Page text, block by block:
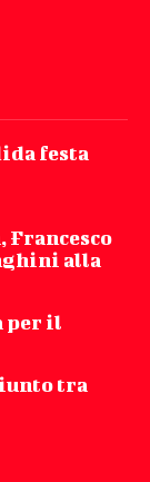
festa
Francesco
alla
per il
tra